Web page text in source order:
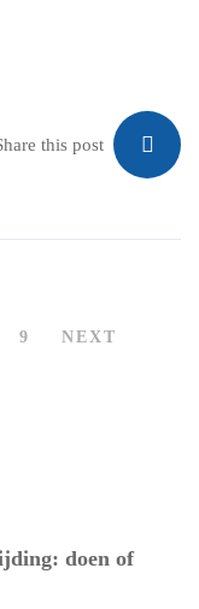
this post
9 NEXT
doen of